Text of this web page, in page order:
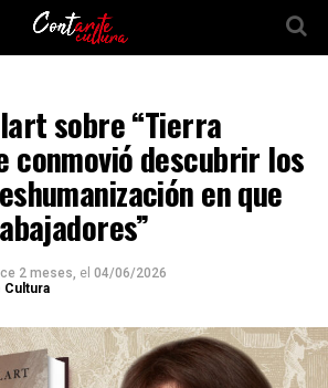
sobre “Tierra
conmovió descubrir los
en que
2 meses, el 04/06/2026
Cultura